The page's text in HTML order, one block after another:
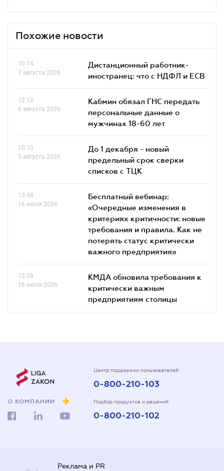
Похожие новости
10.14
7 августа 2026
Дистанционный работник-
иностранец: что с НДФЛ и ЕСВ
12.12
6 августа 2026
Кабмин обязал ГНС передать
персональные данные о
мужчинах 18-60 лет
10.10
5 августа 2026
До 1 декабря - новый
предельный срок сверки
списков c ТЦК
13.48
16 июля 2026
Бесплатный вебинар:
«Очередные изменения в
критериях критичности: новые
требования и правила. Как не
потерять статус критически
важного предприятия»
12.28
16 июля 2026
КМДА обновила требования к
критически важным
предприятиям столицы
О КОМПАНИИ
Центр поддержки пользователей
0-800-210-103
Подбор продуктов и решений
0-800-210-102
Реклама и PR